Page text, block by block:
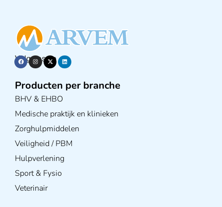
Volg ons op
Producten per branche
BHV & EHBO
Medische praktijk en klinieken
Zorghulpmiddelen
Veiligheid / PBM
Hulpverlening
Sport & Fysio
Veterinair